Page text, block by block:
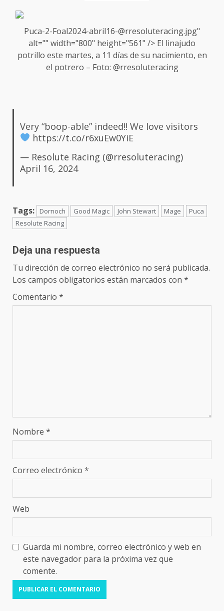
Puca-2-Foal2024-abril16-@rresoluteracing.jpg"
alt="" width="800" height="561" /> El linajudo
potrillo este martes, a 11 días de su nacimiento, en
el potrero – Foto: @rresoluteracing
Very “boop-able” indeed!! We love visitors
https://t.co/r6xuEw0YiE
— Resolute Racing (@rresoluteracing)
April 16, 2024
Tags: Dornoch Good Magic John Stewart Mage
Puca
Resolute Racing
Deja una respuesta
Tu dirección de correo electrónico no será publicada.
Los campos obligatorios están marcados con *
Comentario *
Nombre *
Correo electrónico *
Web
Guarda mi nombre, correo electrónico y web en
este navegador para la próxima vez que
comente.